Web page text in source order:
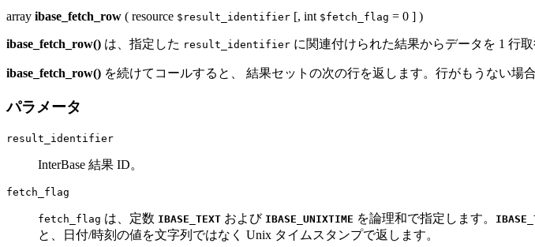
array ibase_fetch_row ( resource $result_identifier [, int $fetch_flag = 0 ] )
ibase_fetch_row() は、指定した result_identifier に関連付けられた結果からデータを 1 行取
ibase_fetch_row() を続けてコールすると、 結果セットの次の行を返します。行がもうない場
パラメータ
result_identifier
InterBase 結果 ID。
fetch_flag
fetch_flag は、定数 IBASE_TEXT および IBASE_UNIXTIME を論理和で指定します。
と、日付/時刻の値を文字列ではなく Unix タイムスタンプで返します。